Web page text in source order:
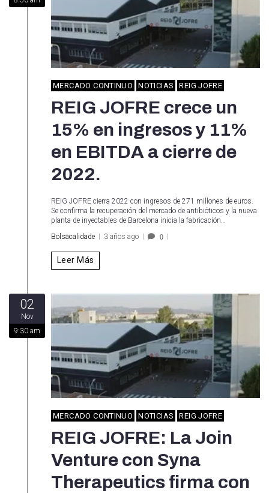
MERCADO CONTINUO NOTICIAS REIG JOFRE
REIG JOFRE crece un
15% en ingresos y 11%
en EBITDA a cierre de
2022.
REIG JOFRE cierra 2022 con ingresos de 271 millones de euros.
Se confirma la recuperación del mercado de antibióticos y la nueva
planta de inyectables de Barcelona inicia la fabricación…
Bolsacalidade
3 años ago 0
Leer Más
02
Nov
9:30 am
MERCADO CONTINUO NOTICIAS REIG JOFRE
REIG JOFRE: La Join
Venture con Syna
Therapeutics firma con